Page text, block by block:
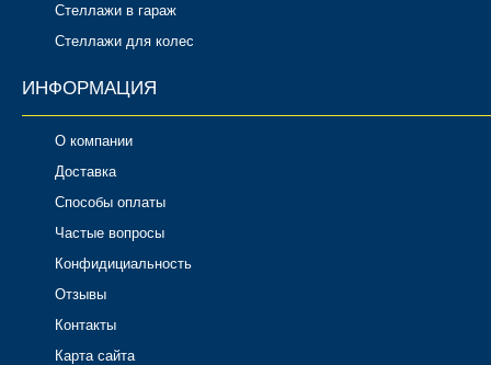
Стеллажи в гараж
Стеллажи для колес
ИНФОРМАЦИЯ
О компании
Доставка
Способы оплаты
Частые вопросы
Конфидициальность
Отзывы
Контакты
Карта сайта